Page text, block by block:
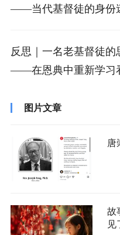
——当代基督徒的身份
反思｜一名老基督徒
——在恩典中重新学习
图片文章
唐
故
见